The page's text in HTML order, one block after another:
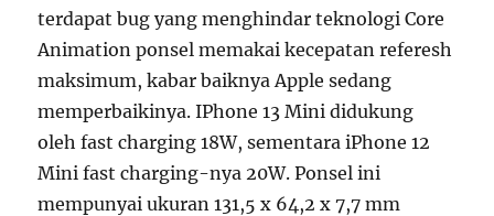
terdapat bug yang menghindar teknologi Core
Animation ponsel memakai kecepatan referesh
maksimum, kabar baiknya Apple sedang
memperbaikinya. IPhone 13 Mini didukung
oleh fast charging 18W, sementara iPhone 12
Mini fast charging-nya 20W. Ponsel ini
mempunyai ukuran 131,5 x 64,2 x 7,7 mm